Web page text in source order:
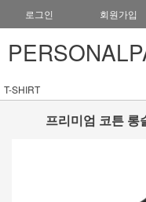
로그인 회원가입
T-SHIRT
프리미엄 코튼 롱